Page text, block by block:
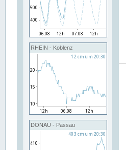
RHEIN - Koblenz
DONAU - Passau